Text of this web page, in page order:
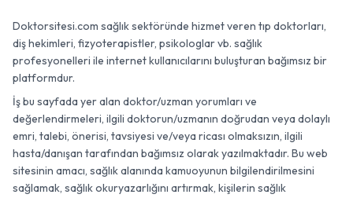
Doktorsitesi.com sağlık sektöründe hizmet veren tıp doktorları,
diş hekimleri, fizyoterapistler, psikologlar vb. sağlık
profesyonelleri ile internet kullanıcılarını buluşturan bağımsız bir
platformdur.
İş bu sayfada yer alan doktor/uzman yorumları ve
değerlendirmeleri, ilgili doktorun/uzmanın doğrudan veya dolaylı
emri, talebi, önerisi, tavsiyesi ve/veya ricası olmaksızın, ilgili
hasta/danışan tarafından bağımsız olarak yazılmaktadır. Bu web
sitesinin amacı, sağlık alanında kamuoyunun bilgilendirilmesini
sağlamak, sağlık okuryazarlığını artırmak, kişilerin sağlık